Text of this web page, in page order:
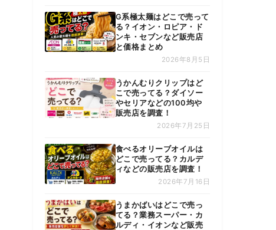
G系極太麺はどこで売って
る？イオン・ロピア・ド
ンキ・セブンなど販売店
と価格まとめ
2026年8月5日
うかんむりクリップはど
こで売ってる？ダイソー
やセリアなどの100均や
販売店を調査！
2026年7月25日
食べるオリーブオイルは
どこで売ってる？カルデ
ィなどの販売店を調査！
2026年7月16日
うまかばいはどこで売っ
てる？業務スーパー・カ
ルディ・イオンなど販売